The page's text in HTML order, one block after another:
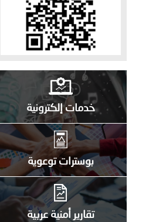
خدمات إلكترونية
بوسترات توعوية
تقارير أمنية عربية